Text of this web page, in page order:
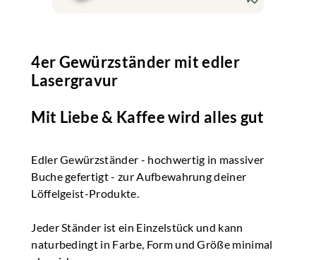
4er Gewürzständer mit edler
Lasergravur
Mit Liebe & Kaffee wird alles gut
Edler Gewürzständer - hochwertig in massiver
Buche gefertigt - zur Aufbewahrung deiner
Löffelgeist-Produkte.
​Jeder Ständer ist ein Einzelstück und kann
naturbedingt in Farbe, Form und Größe minimal